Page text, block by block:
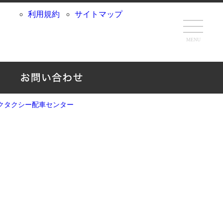
MENU
利用規約 サイトマップ
タクシー配車センター